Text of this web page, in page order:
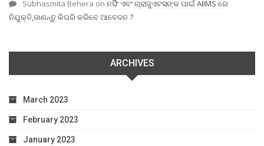
Subhasmita Behera on ନର୍ସିଂ ଏବଂ ଗ୍ରାଜୁଏଟସଙ୍କ ପାଇଁ AIIMS ରେ
ନିଯୁକ୍ତି,ଜାଣନ୍ତୁ କିପରି କରିବେ ଆବେଦନ ?
ARCHIVES
March 2023
February 2023
January 2023